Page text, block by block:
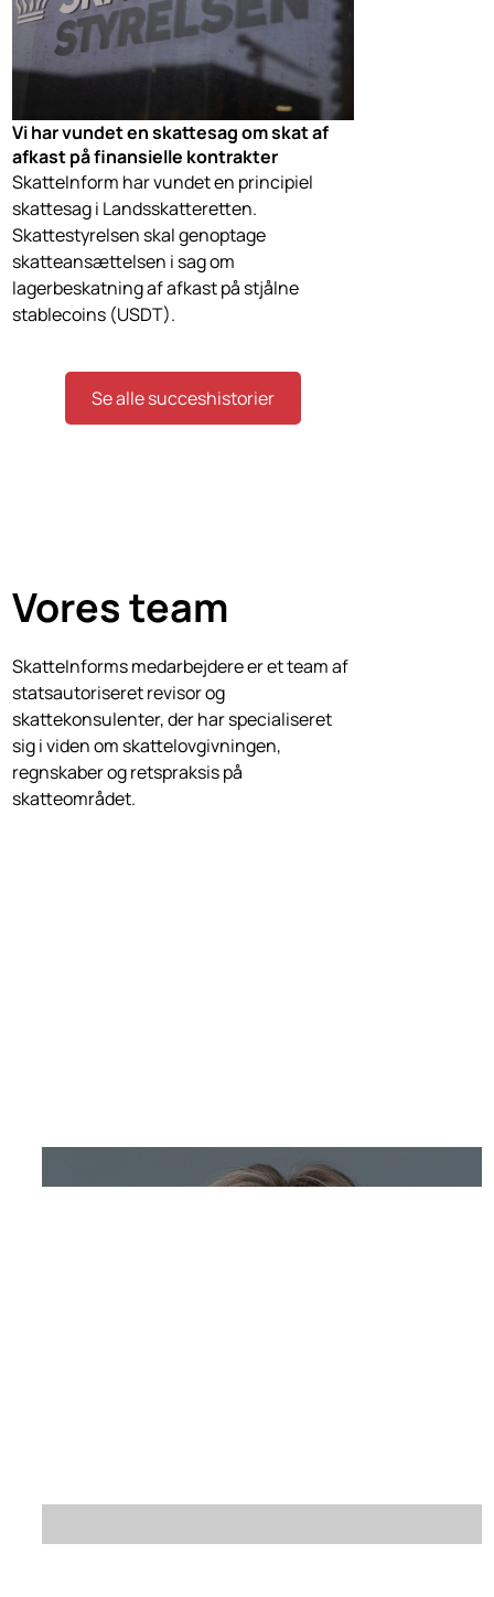
Vi har vundet en skattesag om skat af
afkast på finansielle kontrakter
SkatteInform har vundet en principiel
skattesag i Landsskatteretten.
Skattestyrelsen skal genoptage
skatteansættelsen i sag om
lagerbeskatning af afkast på stjålne
stablecoins (USDT).
Se alle succeshistorier
Voresteam
SkatteInforms medarbejdere er et team af
statsautoriseret revisor og
skattekonsulenter, der har specialiseret
sig i viden om skattelovgivningen,
regnskaber og retspraksis på
skatteområdet.